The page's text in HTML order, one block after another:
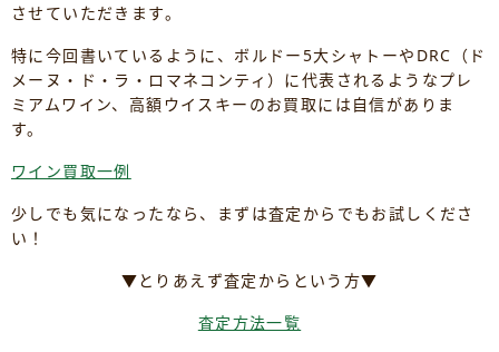
させていただきます。
特に今回書いているように、ボルドー5大シャトーやDRC（ド
メーヌ・ド・ラ・ロマネコンティ）に代表されるようなプレ
ミアムワイン、高額ウイスキーのお買取には自信がありま
す。
ワイン買取一例
少しでも気になったなら、まずは査定からでもお試しくださ
い！
▼とりあえず査定からという方▼
査定方法一覧